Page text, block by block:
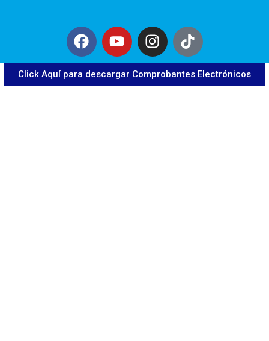
Click Aquí para descargar Comprobantes Electrónicos